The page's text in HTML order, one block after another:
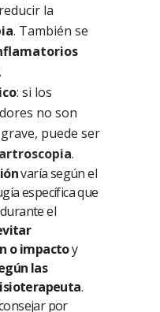
la
. También se
: si los
no son
puede ser
artroscopia.
varía según el
específica que
el
o impactoy
las
.
por